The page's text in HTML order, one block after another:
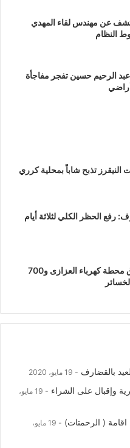
عن مهندس لقاء المهدي
النظام
الرحيم حسين تفجر مفاجأة
النيقرز تذبح شاباً بمحلية كرري
رفع الحظر الكلي لثلاثة أيام
السودان :احتراق محطة كهرباء العزازى و700
بالقضارف 19 مايو، 2020
وإقبال على الشراء
19 مايو،
( الرحمتات)
19 مايو،